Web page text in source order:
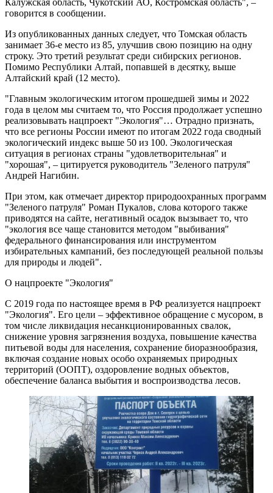
Калужская область, Чукотский АО, Костромская область", –
говорится в сообщении.
Из опубликованных данных следует, что Томская область
занимает 36-е место из 85, улучшив свою позицию на одну
строку. Это третий результат среди сибирских регионов.
Помимо Республики Алтай, попавшей в десятку, выше
Алтайский край (12 место).
"Главным экологическим итогом прошедшей зимы и 2022
года в целом мы считаем то, что Россия продолжает успешно
реализовывать нацпроект "Экология"… Отрадно признать,
что все регионы России имеют по итогам 2022 года сводный
экологический индекс выше 50 из 100. Экологическая
ситуация в регионах страны "удовлетворительная" и
"хорошая", – цитируется руководитель "Зеленого патруля"
Андрей Нагибин.
При этом, как отмечает директор природоохранных программ
"Зеленого патруля" Роман Пукалов, слова которого также
приводятся на сайте, негативный осадок вызывает то, что
"экология все чаще становится методом "выбивания"
федерального финансирования или инструментом
избирательных кампаний, без последующей реальной пользы
для природы и людей".
О нацпроекте "Экология"
С 2019 года по настоящее время в РФ реализуется нацпроект
"Экология". Его цели – эффективное обращение с мусором, в
том числе ликвидация несанкционированных свалок,
снижение уровня загрязнения воздуха, повышение качества
питьевой воды для населения, сохранение биоразнообразия,
включая создание новых особо охраняемых природных
территорий (ООПТ), оздоровление водных объектов,
обеспечение баланса выбытия и воспроизводства лесов.